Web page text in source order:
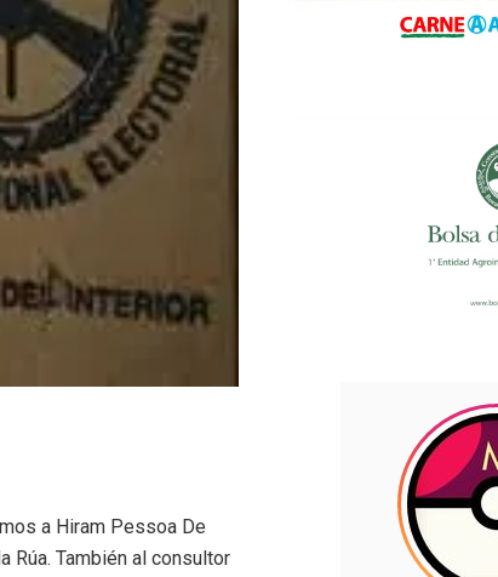
a Hiram Pessoa De
Rúa. También al consultor